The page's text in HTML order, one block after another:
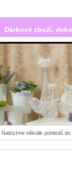
Dárkové zboží,
Nabízíme několik pohledů